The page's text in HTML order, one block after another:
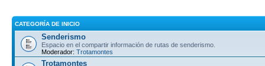
CATEGORÍA DE INICIO
Senderismo
Espacio en el compartir información de rutas de senderismo.
Moderador: Trotamontes
Trotamontes